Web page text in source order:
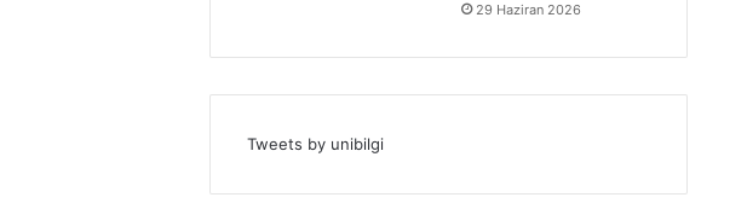
29 Haziran 2026
Tweets by unibilgi